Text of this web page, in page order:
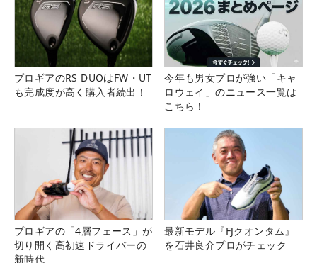
プロギアのRS DUOはFW・UT
も完成度が高く購入者続出！
今年も男女プロが強い「キャ
ロウェイ」のニュース一覧は
こちら！
プロギアの「4層フェース」が
切り開く高初速ドライバーの
新時代
最新モデル『FJクオンタム』
を石井良介プロがチェック